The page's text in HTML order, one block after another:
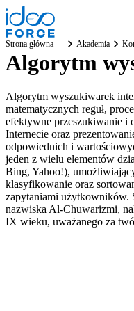
Strona główna
Akademia
Algorytm
Algorytm wyszukiwarek
matematycznych reguł,
efektywne przeszukiwanie i
Internecie oraz
odpowiednich i
jeden z wielu elementów
Bing, Yahoo!),
klasyfikowanie oraz
zapytaniami użytkowników.
nazwiska Al-Chuwarizmi,
IX wieku, uważanego za